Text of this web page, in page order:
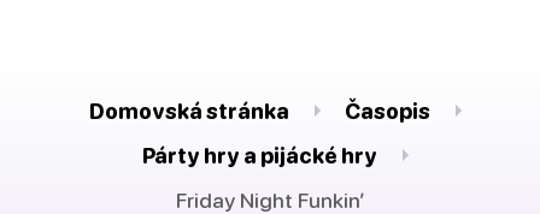
Domovská stránka
Časopis
Párty hry a pijácké hry
Friday Night Funkin’